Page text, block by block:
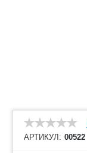
АРТИКУЛ: 00522